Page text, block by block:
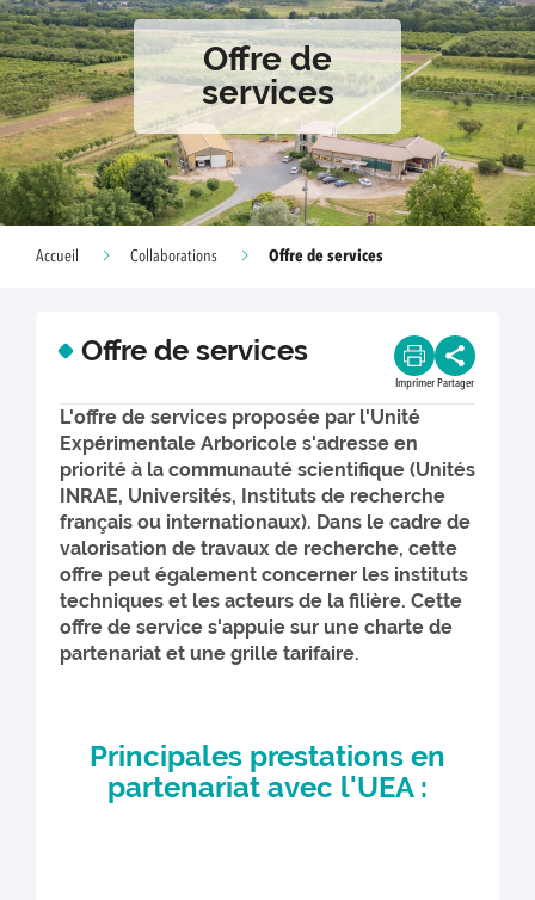
Offre de
services
Accueil Collaborations Offre de services
Offre de services
Imprimer Partager
L'offre de services proposée par l'Unité
Expérimentale Arboricole s'adresse en
priorité à la communauté scientifique (Unités
INRAE, Universités, Instituts de recherche
français ou internationaux). Dans le cadre de
valorisation de travaux de recherche, cette
offre peut également concerner les instituts
techniques et les acteurs de la filière. Cette
offre de service s'appuie sur une charte de
partenariat et une grille tarifaire.
Principales prestations en
partenariat avec l'UEA :